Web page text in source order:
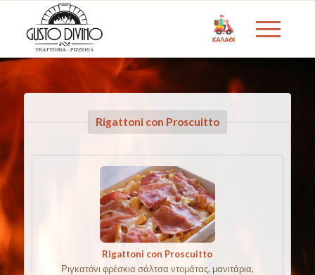
Rigattoni con Proscuitto
Rigattoni con Proscuitto
Ριγκατόνι φρέσκια σάλτσα ντομάτας, μανιτάρια,